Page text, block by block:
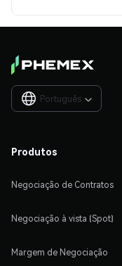
Português 
Produtos
Negociação de Contratos
Negociação à vista (Spot)
Margem de Negociação